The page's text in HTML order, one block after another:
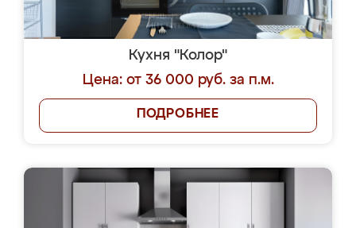
Кухня "Колор"
Цена: от 36 000 руб. за п.м.
ПОДРОБНЕЕ